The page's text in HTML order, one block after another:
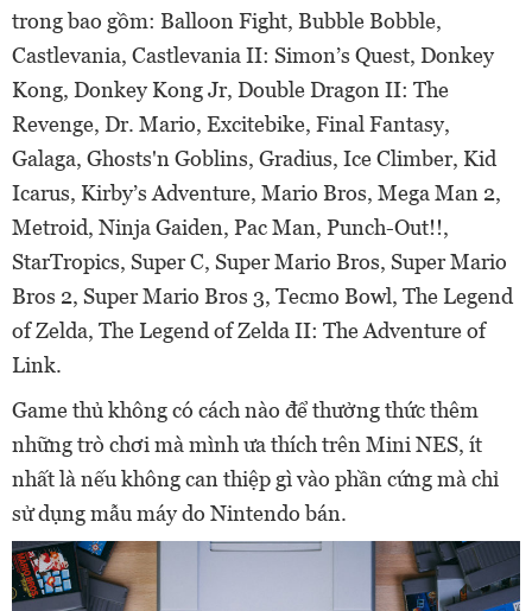
trong bao gồm: Balloon Fight, Bubble Bobble,
Castlevania, Castlevania II: Simon’s Quest, Donkey
Kong, Donkey Kong Jr, Double Dragon II: The
Revenge, Dr. Mario, Excitebike, Final Fantasy,
Galaga, Ghosts'n Goblins, Gradius, Ice Climber, Kid
Icarus, Kirby’s Adventure, Mario Bros, Mega Man 2,
Metroid, Ninja Gaiden, Pac Man, Punch-Out!!,
StarTropics, Super C, Super Mario Bros, Super Mario
Bros 2, Super Mario Bros 3, Tecmo Bowl, The Legend
of Zelda, The Legend of Zelda II: The Adventure of
Link.
Game thủ không có cách nào để thưởng thức thêm
những trò chơi mà mình ưa thích trên Mini NES, ít
nhất là nếu không can thiệp gì vào phần cứng mà chỉ
sử dụng mẫu máy do Nintendo bán.